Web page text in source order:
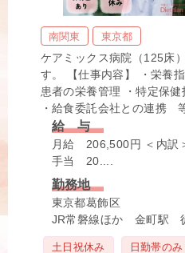
南関東 東京都
ケアミックス病院（125床
す。 【仕事内容】 ・栄養
患者の栄養管理 ・特定保
・給食委託会社との連携
給 与
月給 206,500円 ＜内訳
手当 20....
勤務地
東京都葛飾区
JR常磐線ほか 金町駅
土日祝休み 日勤帯のみ